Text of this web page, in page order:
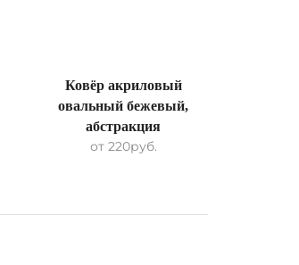
Ковёр акриловый
овальный бежевый,
абстракция
от 220руб.